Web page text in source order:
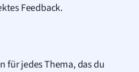
Feedback.
für jedes Thema, das du